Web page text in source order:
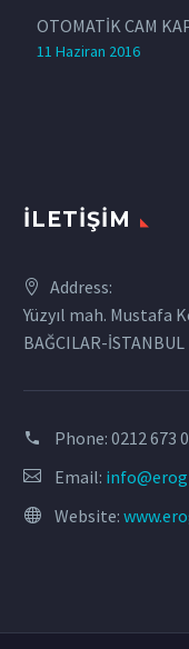
OTOMATİK CAM
11 Haziran 2016
İLETIŞIM
Address:
Yüzyıl mah. Mustafa
BAĞCILAR-İSTANBUL
Phone: 0212 673
Email:
Website: